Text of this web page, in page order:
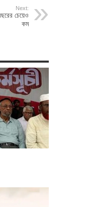
Next:
চেয়েও
কম